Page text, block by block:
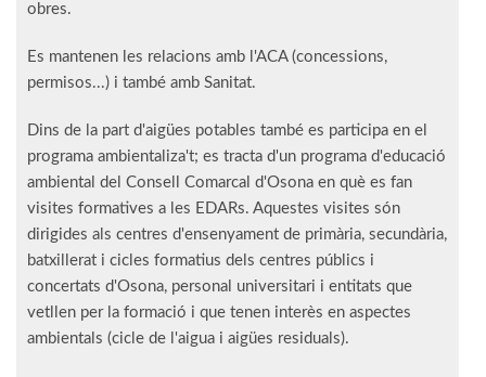
obres.
Es mantenen les relacions amb l'ACA (concessions,
permisos...) i també amb Sanitat.
Dins de la part d'aigües potables també es participa en el
programa ambientaliza't; es tracta d'un programa d'educació
ambiental del Consell Comarcal d'Osona en què es fan
visites formatives a les EDARs. Aquestes visites són
dirigides als centres d'ensenyament de primària, secundària,
batxillerat i cicles formatius dels centres públics i
concertats d'Osona, personal universitari i entitats que
vetllen per la formació i que tenen interès en aspectes
ambientals (cicle de l'aigua i aigües residuals).